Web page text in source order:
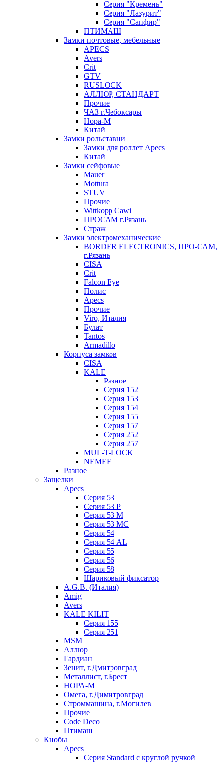
Серия "Кремень"
Серия "Лазурит"
Серия "Сапфир"
ПТИМАШ
Замки почтовые, мебельные
APECS
Avers
Crit
GTV
RUSLOCK
АЛЛЮР, СТАНДАРТ
Прочие
ЧАЗ г.Чебоксары
Нора-М
Китай
Замки рольставни
Замки для роллет Apecs
Китай
Замки сейфовые
Mauer
Mottura
STUV
Прочие
Wittkopp Cawi
ПРОСАМ г.Рязань
Страж
Замки электромеханические
BORDER ELECTRONICS, ПРО-САМ,
г.Рязань
CISA
Crit
Falcon Eye
Полис
Apecs
Прочие
Viro, Италия
Булат
Tantos
Armadillo
Корпуса замков
CISA
KALE
Разное
Серия 152
Серия 153
Серия 154
Серия 155
Серия 157
Серия 252
Серия 257
MUL-T-LOCK
NEMEF
Разное
Защелки
Apecs
Серия 53
Серия 53 P
Серия 53 М
Серия 53 МC
Серия 54
Серия 54 AL
Серия 55
Серия 56
Серия 58
Шариковый фиксатор
A.G.B. (Италия)
Amig
Avers
KALE KILIT
Серия 155
Серия 251
MSM
Аллюр
Гардиан
Зенит, г.Дмитровград
Металлист, г.Брест
НОРА-М
Омега, г.Димитровград
Строммашина, г.Могилев
Прочие
Code Deco
Птимаш
Кнобы
Apecs
Серия Standard с круглой ручкой